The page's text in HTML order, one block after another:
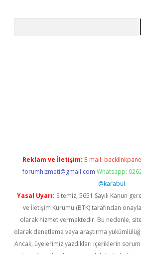
Reklam ve İletişim: E-mail:
forumhizmeti@gmail.com Whatsapp:
@karabul
Yasal Uyarı: Sitemiz, 5651 Sayılı Kanun
ve İletişim Kurumu (BTK) tarafından
olarak hizmet vermektedir. Bu nedenle,
olarak denetleme veya araştırma
Ancak, üyelerimiz yazdıkları içeriklerin